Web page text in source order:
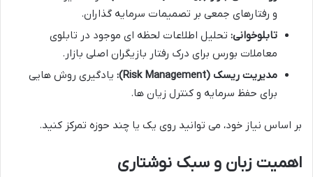
و رفتارهای جمعی بر تصمیمات سرمایه گذاران.
تابلوخوانی: تحلیل اطلاعات لحظه ای موجود در تابلوی
معاملات بورس برای درک رفتار بازیگران اصلی بازار.
مدیریت ریسک (Risk Management):
یادگیری روش هایی
برای حفظ سرمایه و کنترل زیان ها.
بر اساس نیاز خود، می توانید روی یک یا چند حوزه تمرکز کنید.
اهمیت زبان و سبک نوشتاری